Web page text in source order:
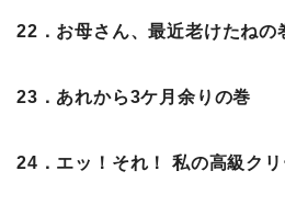
22．お母さん、最近老けたねの
23．あれから3ケ月余りの巻
24．エッ！それ！ 私の高級ク